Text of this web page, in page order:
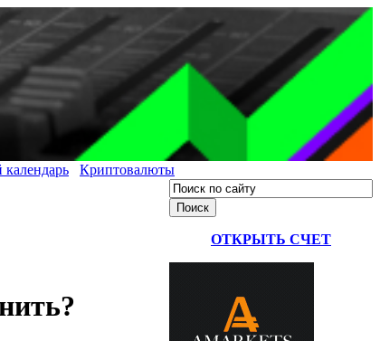
Криптовалюты
ОТКРЫТЬ СЧЕТ